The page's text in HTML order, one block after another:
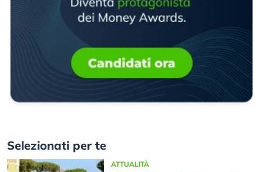
Selezionati per te
ATTUALITÀ